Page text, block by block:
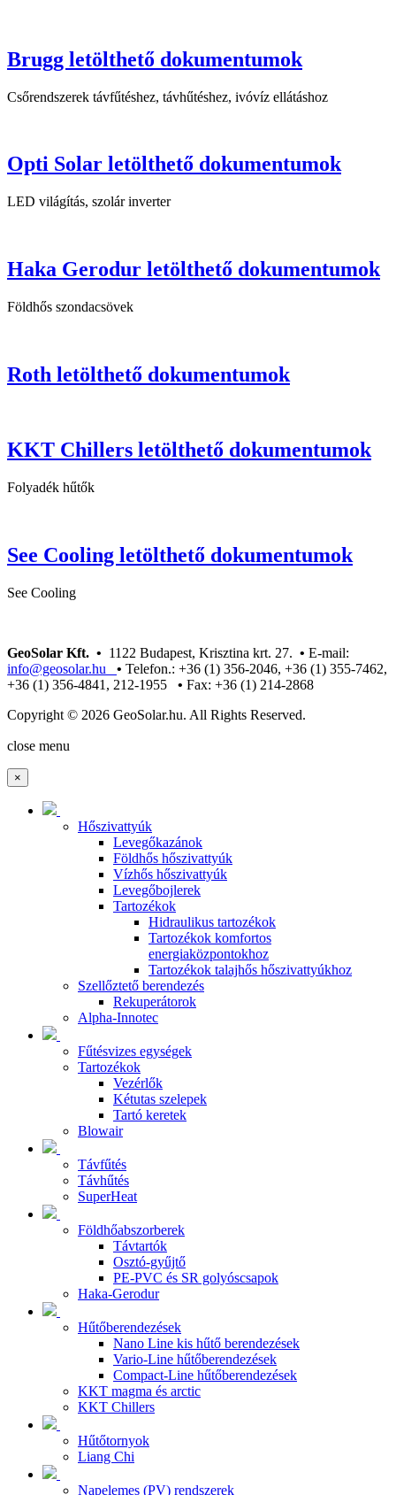
Brugg letölthető dokumentumok
Csőrendszerek távfűtéshez, távhűtéshez, ivóvíz ellátáshoz
Opti Solar letölthető dokumentumok
LED világítás, szolár inverter
Haka Gerodur letölthető dokumentumok
Földhős szondacsövek
Roth letölthető dokumentumok
KKT Chillers letölthető dokumentumok
Folyadék hűtők
See Cooling letölthető dokumentumok
See Cooling
GeoSolar Kft. • 1122 Budapest, Krisztina krt. 27. • E-mail:
info@geosolar.hu • Telefon.: +36 (1) 356-2046, +36 (1) 355-7462,
+36 (1) 356-4841, 212-1955 • Fax: +36 (1) 214-2868
Copyright © 2026 GeoSolar.hu. All Rights Reserved.
close menu
×
Hőszivattyúk
Levegőkazánok
Földhős hőszivattyúk
Vízhős hőszivattyúk
Levegőbojlerek
Tartozékok
Hidraulikus tartozékok
Tartozékok komfortos
energiaközpontokhoz
Tartozékok talajhős hőszivattyúkhoz
Szellőztető berendezés
Rekuperátorok
Alpha-Innotec
Fűtésvizes egységek
Tartozékok
Vezérlők
Kétutas szelepek
Tartó keretek
Blowair
Távfűtés
Távhűtés
SuperHeat
Földhőabszorberek
Távtartók
Osztó-gyűjtő
PE-PVC és SR golyóscsapok
Haka-Gerodur
Hűtőberendezések
Nano Line kis hűtő berendezések
Vario-Line hűtőberendezések
Compact-Line hűtőberendezések
KKT magma és arctic
KKT Chillers
Hűtőtornyok
Liang Chi
Napelemes (PV) rendszerek